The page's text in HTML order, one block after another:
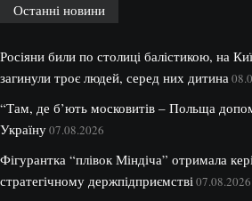
Останні новини
Росіяни били по столиці балістикою, на
загинули троє людей, серед них дитина
“Там, де б’ють московитів – Польща
Україну07.08.2026
Фігурантка “плівок Міндіча” отримала
стратегічному держпідприємстві07.08.2026